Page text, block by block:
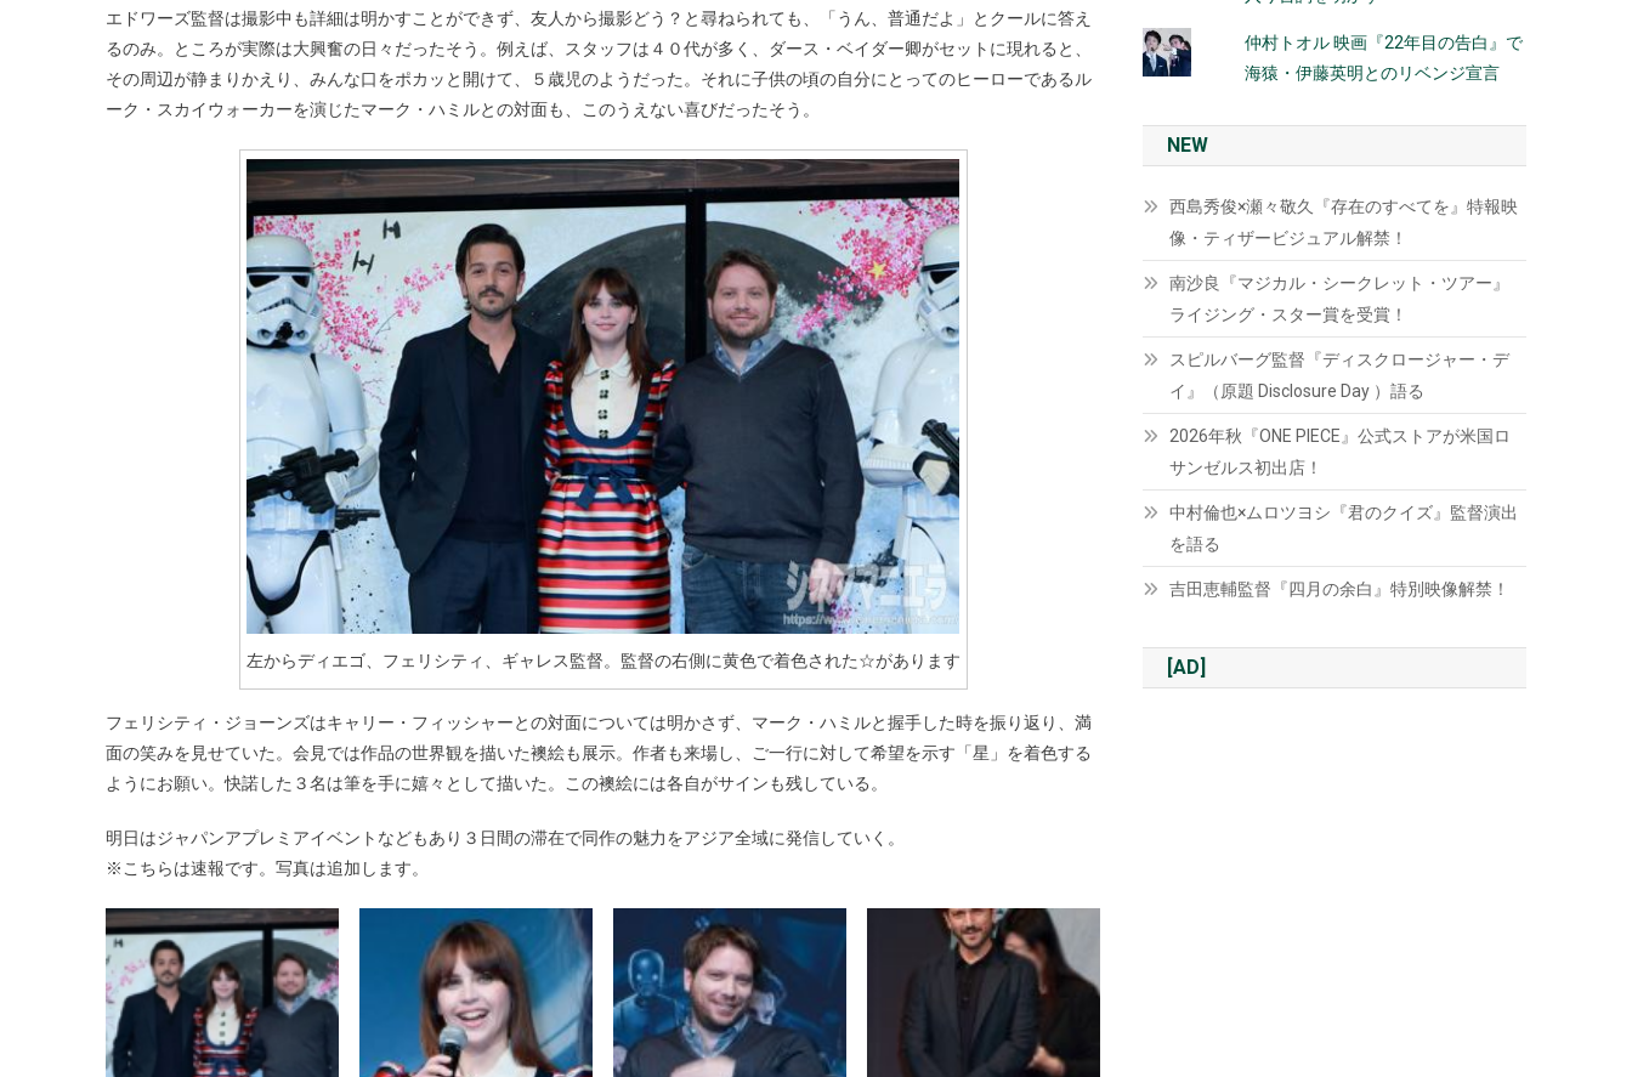
エドワーズ監督は撮影中も詳細は明かすことができず、友人から撮影どう？と尋ねられても、「うん、普通だよ」とクールに答え
るのみ。ところが実際は大興奮の日々だったそう。例えば、スタッフは４０代が多く、ダース・ベイダー卿がセットに現れると、
その周辺が静まりかえり、みんな口をポカッと開けて、５歳児のようだった。それに子供の頃の自分にとってのヒーローであるル
ーク・スカイウォーカーを演じたマーク・ハミルとの対面も、このうえない喜びだったそう。
左からディエゴ、フェリシティ、ギャレス監督。監督の右側に黄色で着色された☆があります
フェリシティ・ジョーンズはキャリー・フィッシャーとの対面については明かさず、マーク・ハミルと握手した時を振り返り、満
面の笑みを見せていた。会見では作品の世界観を描いた襖絵も展示。作者も来場し、ご一行に対して希望を示す「星」を着色する
ようにお願い。快諾した３名は筆を手に嬉々として描いた。この襖絵には各自がサインも残している。
明日はジャパンアプレミアイベントなどもあり３日間の滞在で同作の魅力をアジア全域に発信していく。
※こちらは速報です。写真は追加します。
仲村トオル 映画『22年目の告白』で
海猿・伊藤英明とのリベンジ宣言
NEW
西島秀俊×瀬々敬久『存在のすべてを』特報映
像・ティザービジュアル解禁！
南沙良『マジカル・シークレット・ツアー』
ライジング・スター賞を受賞！
スピルバーグ監督『ディスクロージャー・デ
イ』（原題 Disclosure Day ）語る
2026年秋『ONE PIECE』公式ストアが米国ロ
サンゼルス初出店！
中村倫也×ムロツヨシ『君のクイズ』監督演出
を語る
吉田恵輔監督『四月の余白』特別映像解禁！
[AD]